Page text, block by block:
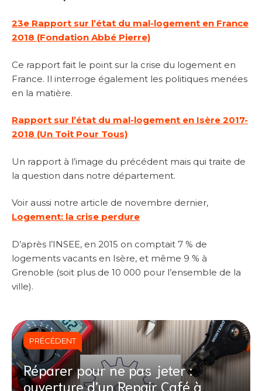
23e Rapport sur l’état du mal-logement en France
2018 (Fondation Abbé Pierre)
Ce rapport fait le point sur la crise du logement en
France. Il interroge également les politiques menées
en la matière.
Rapport sur l’état du mal-logement en Isère 2017-
2018 (Un Toit Pour Tous)
Un rapport à l’image du précédent mais qui traite de
la question dans notre département.
Voir aussi notre article de novembre dernier,
Logement: la crise perdure
D’après l’INSEE, en 2015 on comptait 7 % de
logements vacants en Isère, et même 9 % à
Grenoble (soit plus de 10 000 pour l’ensemble de la
ville).
PRÉCÉDENT
Réparer pour ne pas jeter :
ouverture d’un Repair Café à